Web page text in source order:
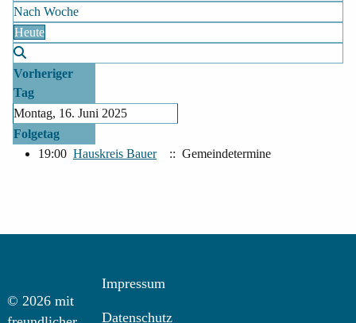
Nach Woche
Heute
Vorheriger
Tag
Montag, 16. Juni 2025
Folgetag
19:00 Hauskreis Bauer :: Gemeindetermine
© 2026 mit
Impressum
Datenschutz